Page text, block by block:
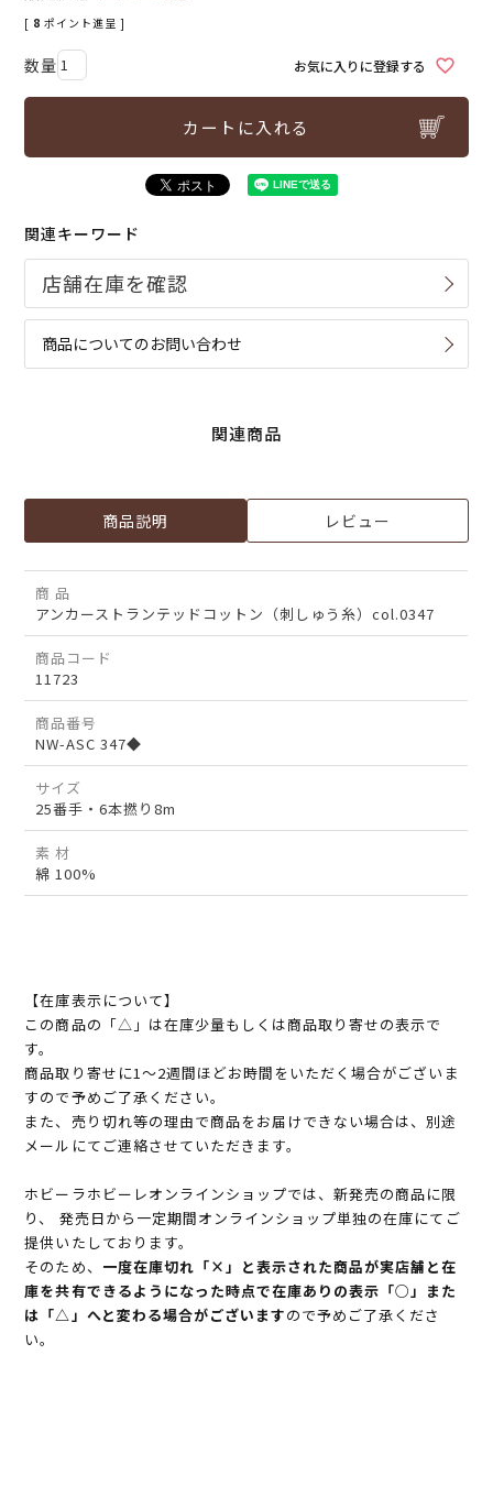
[ 8 ポイント進呈 ]
お気に入りに登録する
カートに入れる
関連キーワード
商品についてのお問い合わせ
関連商品
商品説明 レビュー
商 品
アンカーストランテッドコットン（刺しゅう糸）col.0347
商品コード
11723
商品番号
NW-ASC 347◆
サイズ
25番手・6本撚り8m
素 材
綿 100%
【在庫表示について】
この商品の「△」は在庫少量もしくは商品取り寄せの表示で
す。
商品取り寄せに1～2週間ほどお時間をいただく場合がございま
すので予めご了承ください。
また、売り切れ等の理由で商品をお届けできない場合は、別途
メールにてご連絡させていただきます。
ホビーラホビーレオンラインショップでは、新発売の商品に限
り、 発売日から一定期間オンラインショップ単独の在庫にてご
提供いたしております。
そのため、 一度在庫切れ「×」と表示された商品が実店舗と在
庫を共有できるようになった時点で在庫ありの表示「○」また
は「△」へと変わる場合がございますので予めご了承くださ
い。